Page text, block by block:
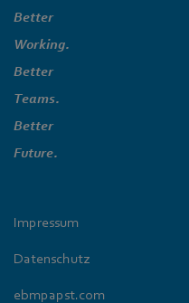
Better
Working.
Better
Teams.
Better
Future.
Impressum
Datenschutz
ebmpapst.com